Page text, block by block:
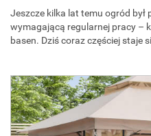
Jeszcze kilka lat temu ogród
wymagającą regularnej pracy –
basen. Dziś coraz częściej staje